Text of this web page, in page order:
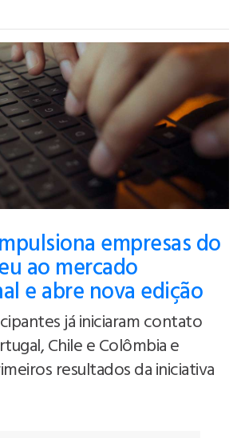
empresas do
ao mercado
e abre nova edição
já iniciaram contato
Chile e Colômbia e
resultados da iniciativa